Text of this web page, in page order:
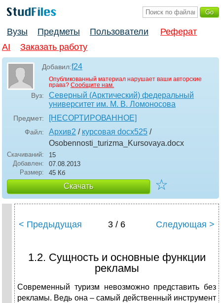
Вузы Предметы Пользователи
Реферат
AI
Заказать работу
Добавил:f24
Опубликованный материал нарушает ваши авторские
права? Сообщите нам.
Вуз:
Северный (Арктический) федеральный
университет им. М. В. Ломоносова
Предмет: [НЕСОРТИРОВАННОЕ]
Файл: Архив2 / курсовая docx525 /
Osobennosti_turizma_Kursovaya.docx
Скачиваний:
15
Добавлен:
07.08.2013
Размер:
45 Кб
Скачать ☆
< Предыдущая 3 / 6 Следующая >
1.2. Сущность и основные функции
рекламы
Современный туризм невозможно представить без
рекламы. Ведь она – самый действенный инструмент